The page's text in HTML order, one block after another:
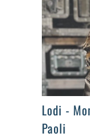
>Lodi -
Paoli